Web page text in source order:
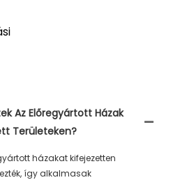
Az Előregyártott Házak
Területeken?
házakat kifejezetten
így alkalmasak